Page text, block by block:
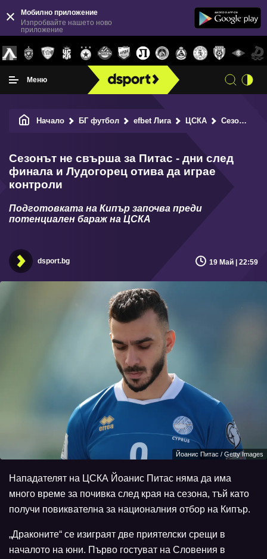
Мобилно приложение
Изпробвайте нашето ново
приложение
Меню
Начало БГ футбол efbet Лига ЦСКА Сезонът не свърша за Питас - дни след финала и Лудогорец отива да играе контроли
Сезонът не свърша за Питас - дни след
финала и Лудогорец отива да играе
контроли
Подготовката на Кипър започва преди
потенциален бараж на ЦСКА
dsport.bg 19 Май | 22:59
Йоанис Питас / Getty Images
Нападателят на ЦСКА Йоанис Питас няма да има
много време за почивка след края на сезона, тъй като
получи повиквателна за националния отбор на Кипър.
„Драконите“ се изиграят две приятелски срещи в
началото на юни. Първо гостуват на Словения в